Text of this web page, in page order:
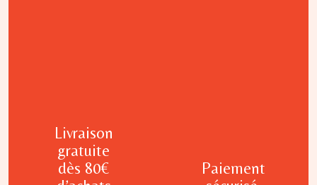
Livraison
gratuite
dès 80€
Paiement